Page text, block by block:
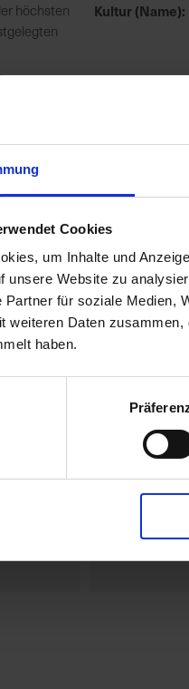
Cookies
um Inhalte und
unsere Website zu
Partner für soziale Medien,
weiteren Daten
haben.
höchsten
Kultur (Name)
mehr
RAT